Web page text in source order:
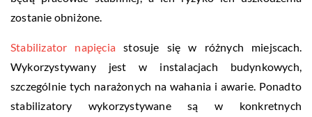
zostanie obniżone.
Stabilizator napięcia stosuje się w różnych miejscach.
Wykorzystywany jest w instalacjach budynkowych,
szczególnie tych narażonych na wahania i awarie. Ponadto
stabilizatory wykorzystywane są w konkretnych